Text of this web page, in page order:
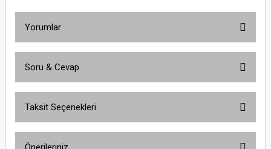
Yorumlar
Soru & Cevap
Taksit Seçenekleri